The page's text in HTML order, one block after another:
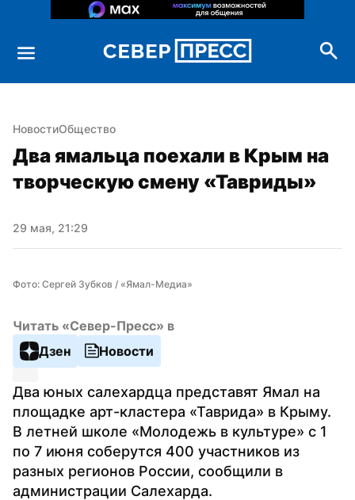
НовостиОбщество
Два ямальца поехали в Крым на
творческую смену «Тавриды»
29 мая, 21:29
Фото: Сергей Зубков / «Ямал-Медиа»
Читать «Север-Пресс» в
Дзен
Новости
Два юных салехардца представят Ямал на
площадке арт-кластера «Таврида» в Крыму.
В летней школе «Молодежь в культуре» с 1
по 7 июня соберутся 400 участников из
разных регионов России, сообщили в
администрации Салехарда.